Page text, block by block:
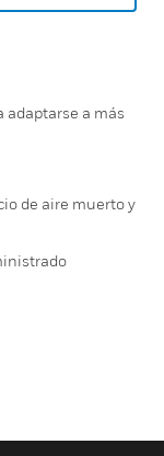
adaptarse a más
de aire muerto y